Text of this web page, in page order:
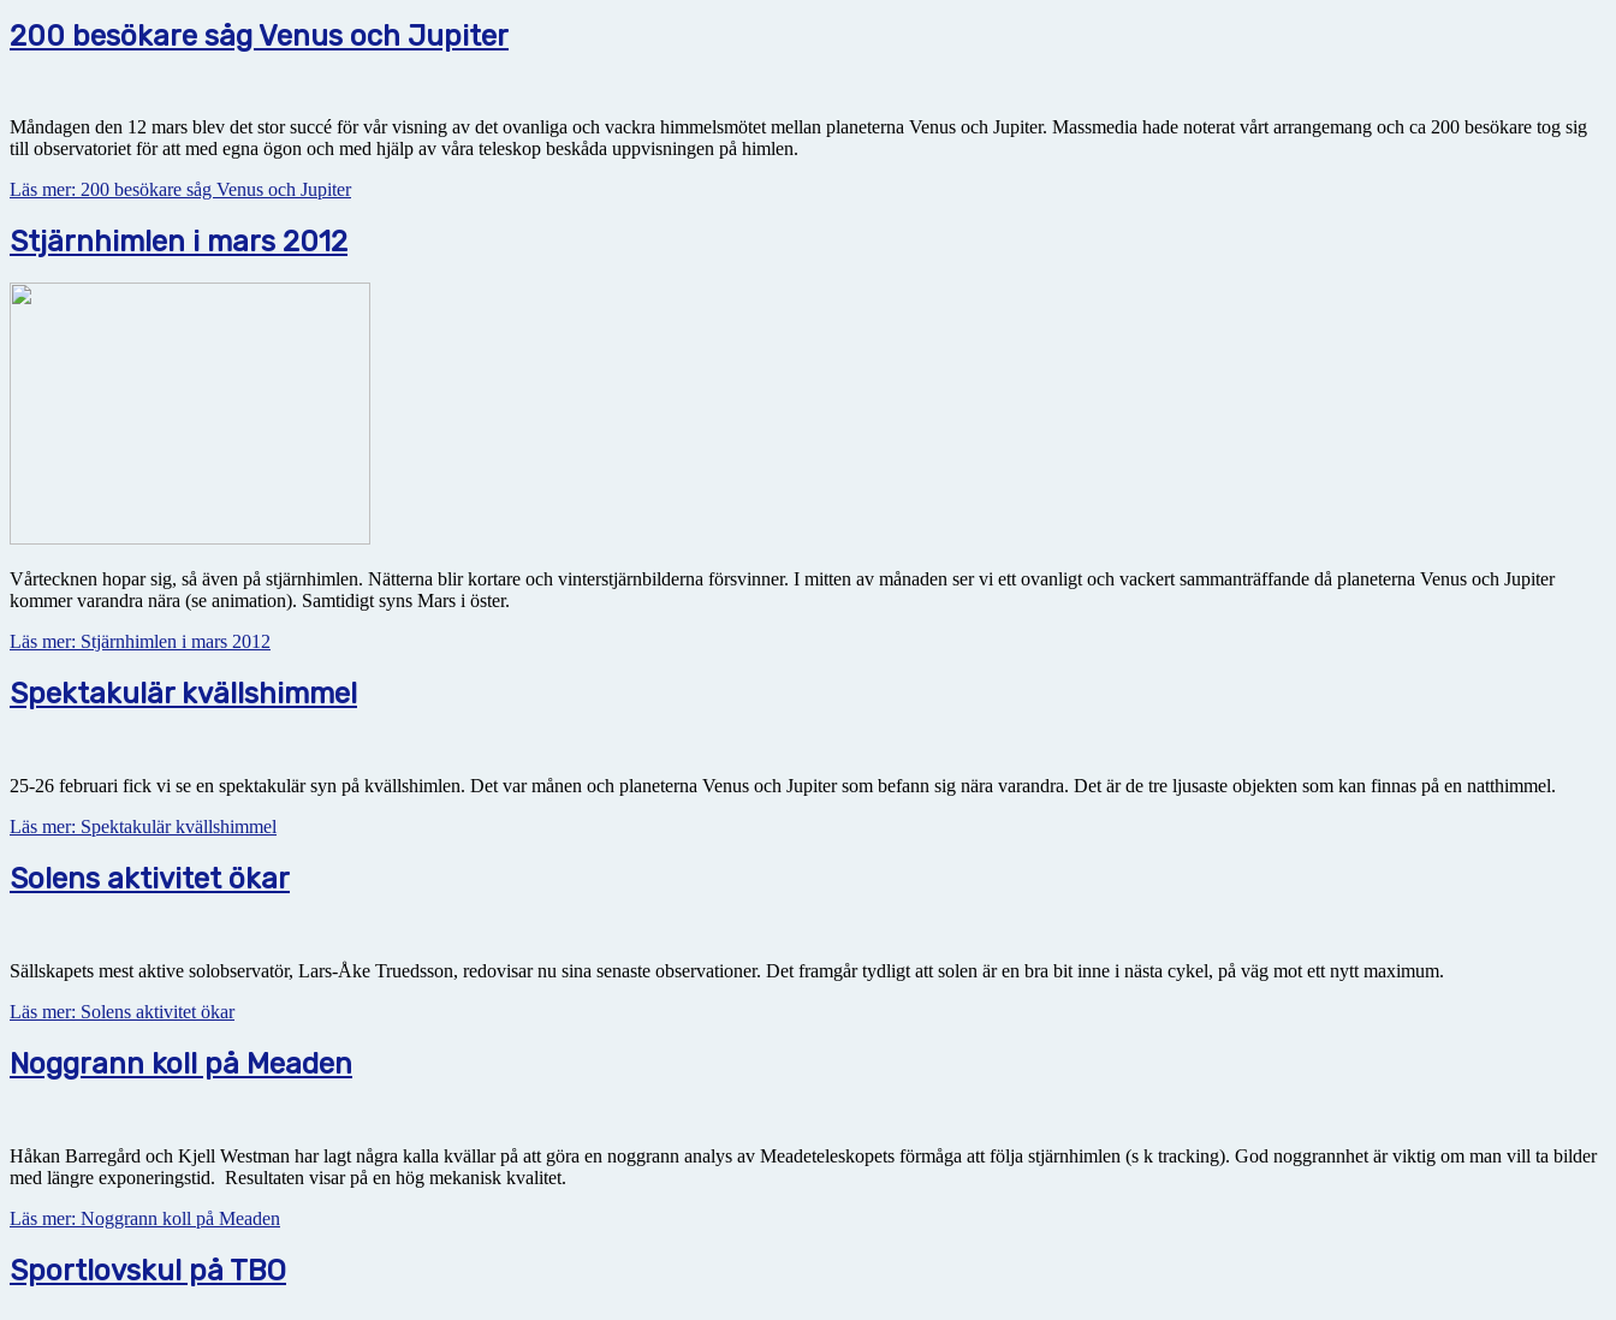
200 besökare såg Venus och Jupiter
Måndagen den 12 mars blev det stor succé för vår visning av det ovanliga och vackra himmelsmötet mellan planeterna Venus och Jupiter. Massmedia hade noterat vårt arrangemang och ca 200 besökare tog sig
till observatoriet för att med egna ögon och med hjälp av våra teleskop beskåda uppvisningen på himlen.
Läs mer: 200 besökare såg Venus och Jupiter
Stjärnhimlen i mars 2012
Vårtecknen hopar sig, så även på stjärnhimlen. Nätterna blir kortare och vinterstjärnbilderna försvinner. I mitten av månaden ser vi ett ovanligt och vackert sammanträffande då planeterna Venus och Jupiter
kommer varandra nära (se animation). Samtidigt syns Mars i öster.
Läs mer: Stjärnhimlen i mars 2012
Spektakulär kvällshimmel
25-26 februari fick vi se en spektakulär syn på kvällshimlen. Det var månen och planeterna Venus och Jupiter som befann sig nära varandra. Det är de tre ljusaste objekten som kan finnas på en natthimmel.
Läs mer: Spektakulär kvällshimmel
Solens aktivitet ökar
Sällskapets mest aktive solobservatör, Lars-Åke Truedsson, redovisar nu sina senaste observationer. Det framgår tydligt att solen är en bra bit inne i nästa cykel, på väg mot ett nytt maximum.
Läs mer: Solens aktivitet ökar
Noggrann koll på Meaden
Håkan Barregård och Kjell Westman har lagt några kalla kvällar på att göra en noggrann analys av Meadeteleskopets förmåga att följa stjärnhimlen (s k tracking). God noggrannhet är viktig om man vill ta bilder
med längre exponeringstid. Resultaten visar på en hög mekanisk kvalitet.
Läs mer: Noggrann koll på Meaden
Sportlovskul på TBO